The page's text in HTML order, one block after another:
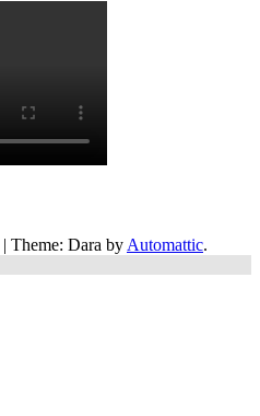
| Theme: Dara by Automattic.